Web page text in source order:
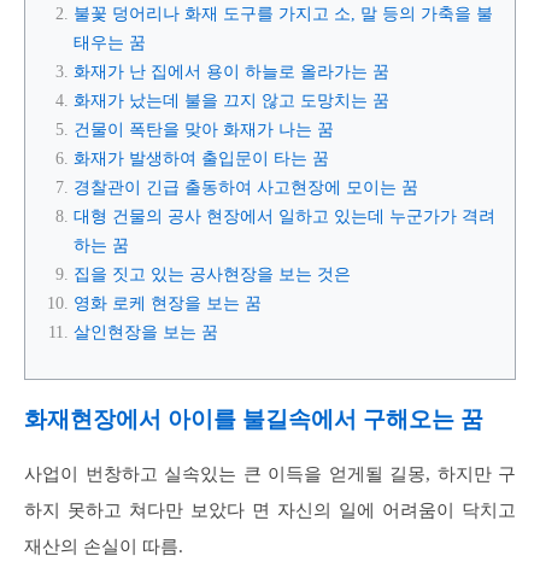
불꽃 덩어리나 화재 도구를 가지고 소, 말 등의 가축을 불
태우는 꿈
화재가 난 집에서 용이 하늘로 올라가는 꿈
화재가 났는데 불을 끄지 않고 도망치는 꿈
건물이 폭탄을 맞아 화재가 나는 꿈
화재가 발생하여 출입문이 타는 꿈
경찰관이 긴급 출동하여 사고현장에 모이는 꿈
대형 건물의 공사 현장에서 일하고 있는데 누군가가 격려
하는 꿈
집을 짓고 있는 공사현장을 보는 것은
영화 로케 현장을 보는 꿈
살인현장을 보는 꿈
화재현장에서 아이를 불길속에서 구해오는 꿈
사업이 번창하고 실속있는 큰 이득을 얻게될 길몽, 하지만 구
하지 못하고 쳐다만 보았다 면 자신의 일에 어려움이 닥치고
재산의 손실이 따름.